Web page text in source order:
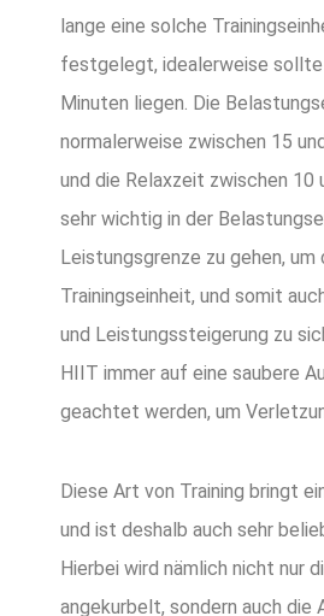
lange eine solche
festgelegt, idealerweise sollte
Minuten liegen. Die
normalerweise zwischen 15
und die Relaxzeit zwischen 10
sehr wichtig in der
Leistungsgrenze zu gehen,
Trainingseinheit, und somit
und Leistungssteigerung zu
HIIT immer auf eine saubere
geachtet werden, um
Diese Art von Training bringt
und ist deshalb auch sehr
Hierbei wird nämlich nicht nur
angekurbelt, sondern auch die